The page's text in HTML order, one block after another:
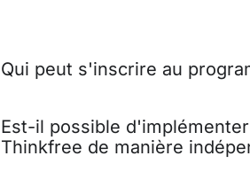
Qui peut s'inscrire au
Est-il possible
Thinkfree de manière